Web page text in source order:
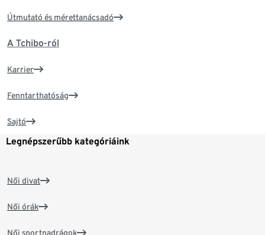
Útmutató és mérettanácsadó
A Tchibo-ról
Karrier
Fenntarthatóság
Sajtó
Legnépszerűbb kategóriáink
Női divat
Női órák
Női sportnadrágok